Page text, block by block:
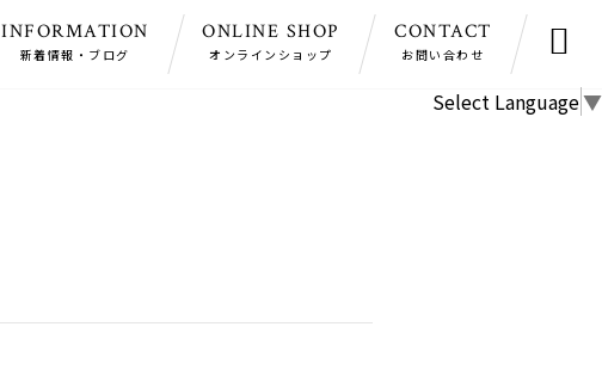
INFORMATION
新着情報・ブログ
ONLINE SHOP
オンラインショップ
CONTACT
お問い合わせ 
Select Language▼